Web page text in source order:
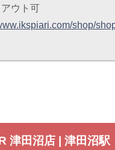
ウト可
shop/
津田沼店 | 津田沼駅